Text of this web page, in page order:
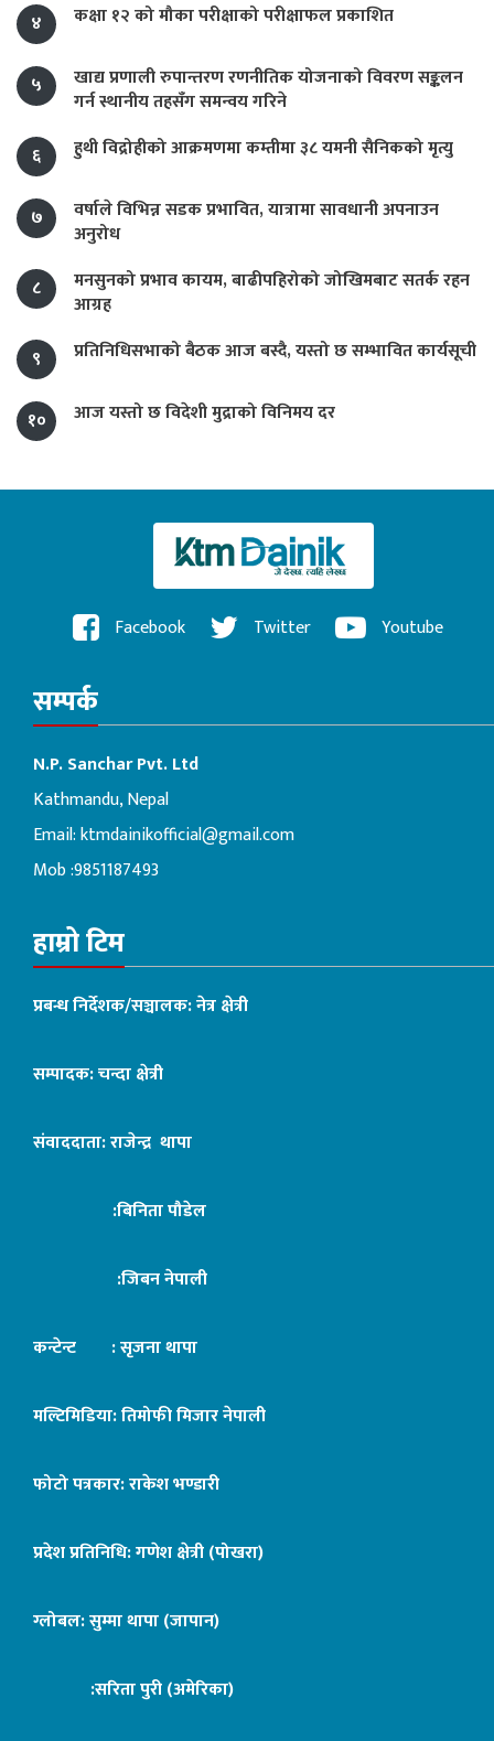
४
कक्षा १२ को मौका परीक्षाको परीक्षाफल प्रकाशित
५
खाद्य प्रणाली रुपान्तरण रणनीतिक योजनाको विवरण सङ्कलन
गर्न स्थानीय तहसँग समन्वय गरिने
६
हुथी विद्रोहीको आक्रमणमा कम्तीमा ३८ यमनी सैनिकको मृत्यु
७
वर्षाले विभिन्न सडक प्रभावित, यात्रामा सावधानी अपनाउन
अनुरोध
८
मनसुनको प्रभाव कायम, बाढीपहिरोको जोखिमबाट सतर्क रहन
आग्रह
९
प्रतिनिधिसभाको बैठक आज बस्दै, यस्तो छ सम्भावित कार्यसूची
१० आज यस्तो छ विदेशी मुद्राको विनिमय दर
Facebook Twitter Youtube
सम्पर्क
N.P. Sanchar Pvt. Ltd
Kathmandu, Nepal
Email:ktmdainikofficial@gmail.com
Mob :9851187493
हाम्रो टिम
प्रबन्ध निर्देशक/सञ्चालक: नेत्र क्षेत्री
सम्पादक: चन्दा क्षेत्री
संवाददाता: राजेन्द्र थापा
:बिनिता पौडेल
:जिबन नेपाली
कन्टेन्ट : सृजना थापा
मल्टिमिडिया: तिमोफी मिजार नेपाली
फोटो पत्रकार: राकेश भण्डारी
प्रदेश प्रतिनिधि: गणेश क्षेत्री (पोखरा)
ग्लोबल: सुम्मा थापा (जापान)
:सरिता पुरी (अमेरिका)